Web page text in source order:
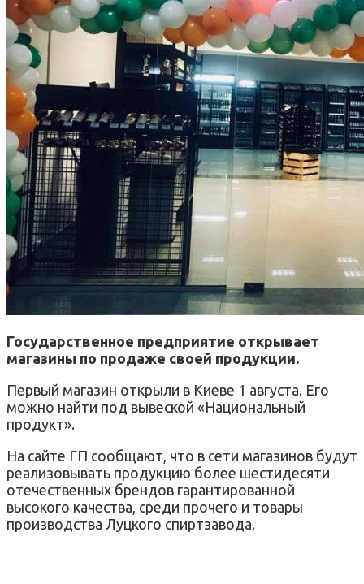
Государственное предприятие открывает
магазины по продаже своей продукции.
Первый магазин открыли в Киеве 1 августа. Его
можно найти под вывеской «Национальный
продукт».
На сайте ГП сообщают, что в сети магазинов будут
реализовывать продукцию более шестидесяти
отечественных брендов гарантированной
высокого качества, среди прочего и товары
производства Луцкого спиртзавода.